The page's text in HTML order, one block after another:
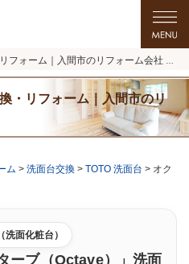
ォーム｜入間市のリフォーム会社 住心
・リフォーム｜入間市のリ
・川越市のリフォーム・リノベーション
リノベーションを手がける工務店なら住
ム > 洗面台交換 > TOTO 洗面台 > オク
面化粧台）
ーブ（Octave）」洗面